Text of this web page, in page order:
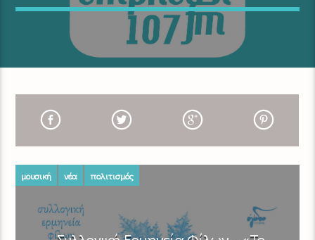
μουσική νέα πολιτισμός